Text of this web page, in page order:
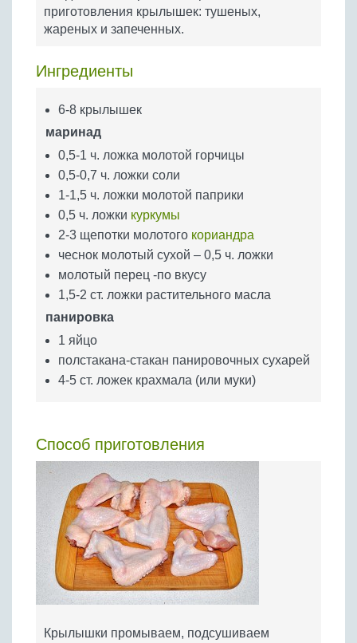
Бобовые
Яйца
приготовления крылышек: тушеных,
жареных и запеченных.
Ингредиенты
6-8 крылышек
маринад
0,5-1 ч. ложка молотой горчицы
0,5-0,7 ч. ложки соли
1-1,5 ч. ложки молотой паприки
0,5 ч. ложки куркумы
2-3 щепотки молотого кориандра
чеснок молотый сухой – 0,5 ч. ложки
молотый перец -по вкусу
1,5-2 ст. ложки растительного масла
панировка
1 яйцо
полстакана-стакан панировочных сухарей
4-5 ст. ложек крахмала (или муки)
Способ приготовления
Крылышки промываем, подсушиваем